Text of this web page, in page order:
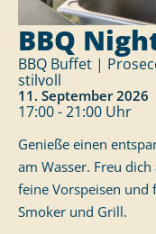
BBQ
BBQ Buffet |
stilvoll
11. September 2026
17:00 - 21:00 Uhr
Genieße einen
am Wasser. Freu
feine Vorspeisen und
Smoker und Grill.